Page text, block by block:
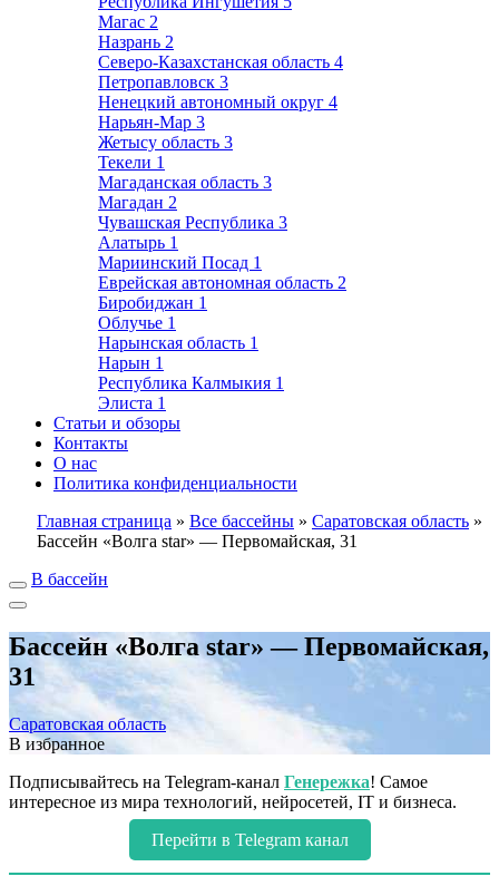
Магас 2
Назрань 2
Северо-Казахстанская область 4
Петропавловск 3
Ненецкий автономный округ 4
Нарьян-Мар 3
Жетысу область 3
Текели 1
Магаданская область 3
Магадан 2
Чувашская Республика 3
Алатырь 1
Мариинский Посад 1
Еврейская автономная область 2
Биробиджан 1
Облучье 1
Нарынская область 1
Нарын 1
Республика Калмыкия 1
Элиста 1
Статьи и обзоры
Контакты
О нас
Политика конфиденциальности
Главная страница » Все бассейны » Саратовская область »
Бассейн «Волга star» — Первомайская, 31
В бассейн
Бассейн «Волга star» — Первомайская,
31
Саратовская область
В избранное
Подписывайтесь на Telegram-канал Генережка! Самое
интересное из мира технологий, нейросетей, IT и бизнеса.
Перейти в Telegram канал